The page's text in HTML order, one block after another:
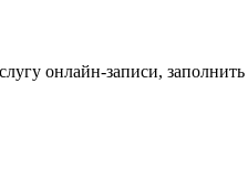
онлайн-записи,